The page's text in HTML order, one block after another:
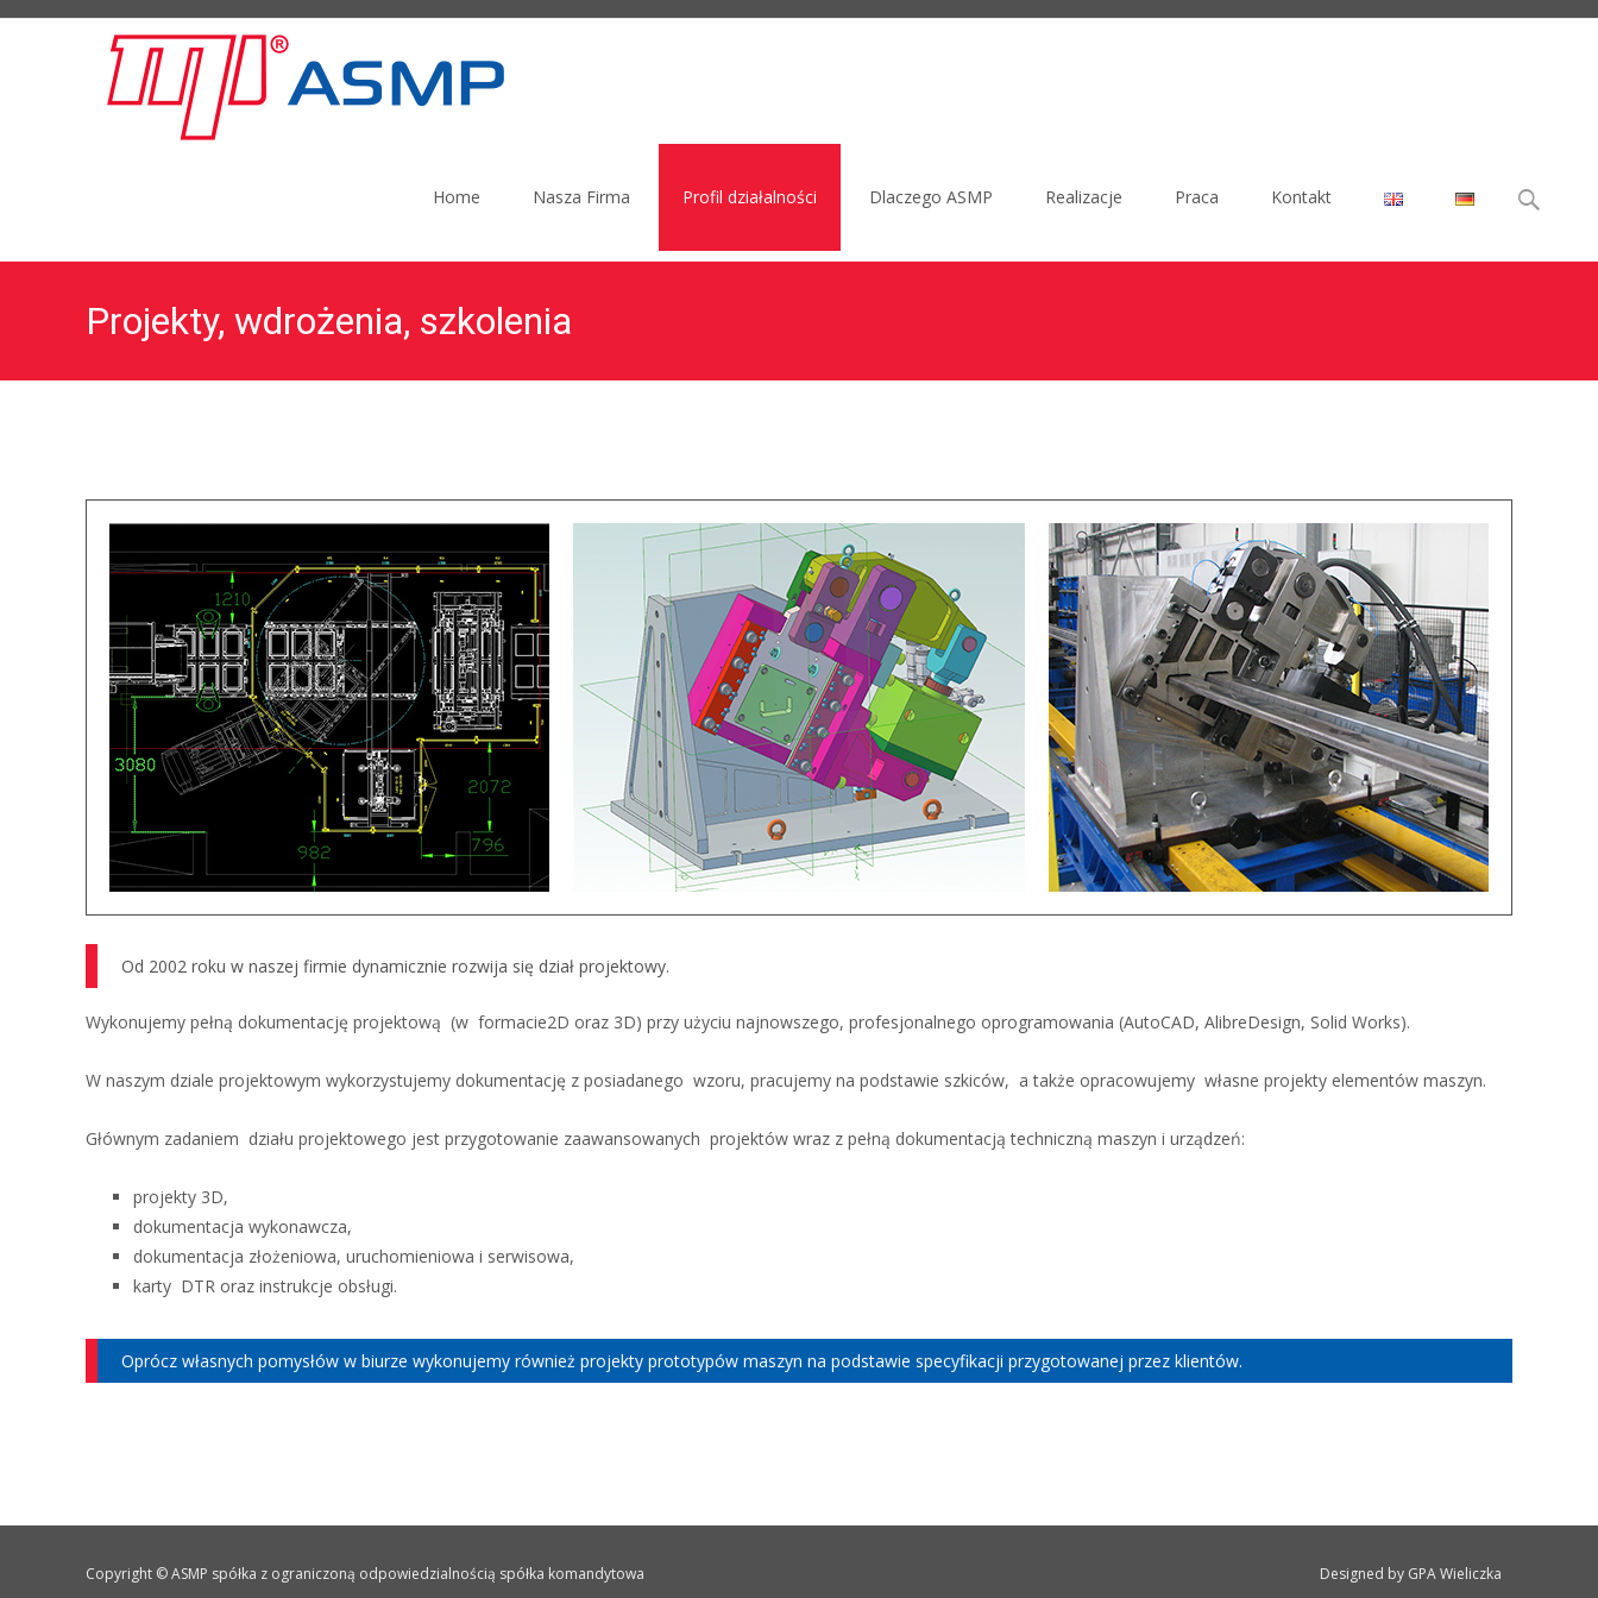
Home
Nasza Firma Profil działalności Dlaczego ASMP Realizacje Praca Kontakt Szukaj:
Projekty, wdrożenia, szkolenia
Od 2002 roku w naszej firmie dynamicznie rozwija się dział projektowy.
Wykonujemy pełną dokumentację projektową (w formacie2D oraz 3D) przy użyciu najnowszego, profesjonalnego oprogramowania (AutoCAD, AlibreDesign, Solid Works).
W naszym dziale projektowym wykorzystujemy dokumentację z posiadanego wzoru, pracujemy na podstawie szkiców, a także opracowujemy własne projekty elementów maszyn.
Głównym zadaniem działu projektowego jest przygotowanie zaawansowanych projektów wraz z pełną dokumentacją techniczną maszyn i urządzeń:
projekty 3D,
dokumentacja wykonawcza,
dokumentacja złożeniowa, uruchomieniowa i serwisowa,
karty DTR oraz instrukcje obsługi.
Oprócz własnych pomysłów w biurze wykonujemy również projekty prototypów maszyn na podstawie specyfikacji przygotowanej przez klientów.
Copyright © ASMP spółka z ograniczoną odpowiedzialnością spółka komandytowa Designed by GPA Wieliczka